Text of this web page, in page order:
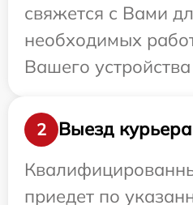
свяжется с Вами
необходимых
Вашего устройства
2
Выезд
приедет по